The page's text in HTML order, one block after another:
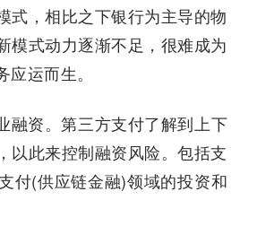
式，相比之下银行为主导的物
模式动力逐渐不足，很难成为
运而生。
融资。第三方支付了解到上下
以此来控制融资风险。包括支
付(供应链金融)领域的投资和